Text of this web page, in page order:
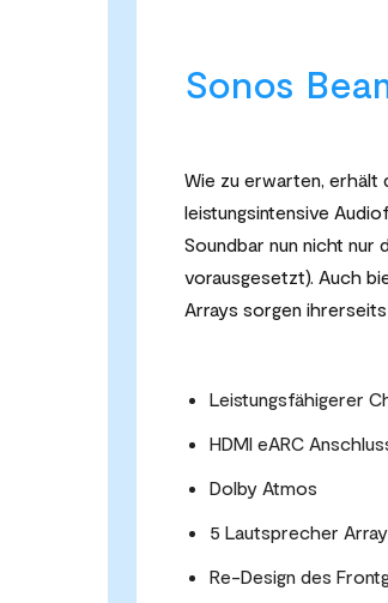
Sonos
Wie zu erwarten, erhält
leistungsintensive
Soundbar nun nicht nur
vorausgesetzt). Auch
Arrays sorgen
Leistungsfähigerer
HDMI eARC
Dolby Atmos
5 Lautsprecher
Re-Design des